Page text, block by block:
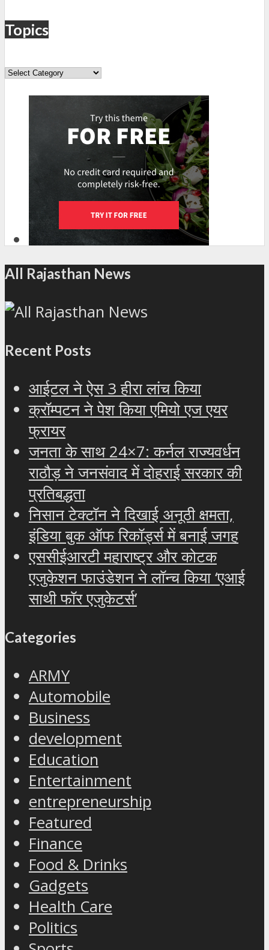
Topics
Topics
All Rajasthan News
Recent Posts
आईटल ने ऐस 3 हीरा लांच किया
क्रॉम्पटन ने पेश किया एमियो एज एयर
फ्रायर
जनता के साथ 24×7: कर्नल राज्यवर्धन
राठौड़ ने जनसंवाद में दोहराई सरकार की
प्रतिबद्धता
निसान टेक्टॉन ने दिखाई अनूठी क्षमता,
इंडिया बुक ऑफ रिकॉर्ड्स में बनाई जगह
एससीईआरटी महाराष्ट्र और कोटक
एजुकेशन फाउंडेशन ने लॉन्च किया ‘एआई
साथी फॉर एजुकेटर्स’
Categories
ARMY
Automobile
Business
development
Education
Entertainment
entrepreneurship
Featured
Finance
Food & Drinks
Gadgets
Health Care
Politics